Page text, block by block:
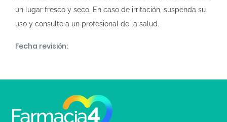
un lugar fresco y seco. En caso de irritación, suspenda su
uso y consulte a un profesional de la salud.
Fecha revisión: